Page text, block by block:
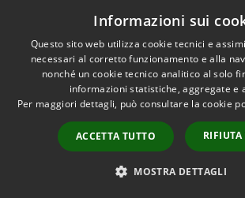
Amministrazione trasparente
Albo pretorio
Informativa privacy
Note legali
Dichiarazione di accessibilità
Informazioni sui
Questo sito web utilizza cookie tecnici e
necessari al corretto funzionamento e alla
nonché un cookie tecnico analitico al solo
informazioni statistiche, aggregate e
Per maggiori dettagli, può consultare la cookie
ACCETTA TUTTO RIFIUTA
MOSTRA DETTAGLI